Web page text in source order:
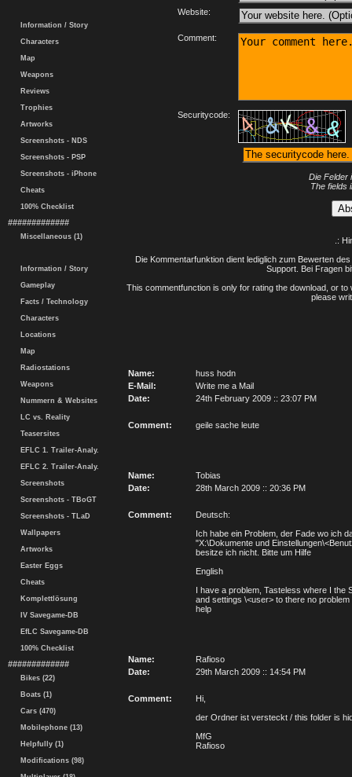
Information / Story
Characters
Map
Weapons
Reviews
Trophies
Artworks
Screenshots - NDS
Screenshots - PSP
Screenshots - iPhone
Cheats
100% Checklist
#############
Miscellaneous (1)
Information / Story
Gameplay
Facts / Technology
Characters
Locations
Map
Radiostations
Weapons
Nummern & Websites
LC vs. Reality
Teasersites
EFLC 1. Trailer-Analy.
EFLC 2. Trailer-Analy.
Screenshots
Screenshots - TBoGT
Screenshots - TLaD
Wallpapers
Artworks
Easter Eggs
Cheats
Komplettlösung
IV Savegame-DB
EfLC Savegame-DB
100% Checklist
#############
Bikes (22)
Boats (1)
Cars (470)
Mobilephone (13)
Helpfully (1)
Modifications (98)
Website:
Comment:
Securitycode:
Die Felder
The fields
.:
Die Kommentarfunktion dient lediglich zum Bewerten
Support. Bei Fragen
This commentfunction is only for rating the download, or
please
Name:
huss hodn
E-Mail:
Write me a Mail
Date:
24th February 2009 :: 23:07 PM
Comment: geile sache leute
Name:
Tobias
Date:
28th March 2009 :: 20:36 PM
Comment:
Deutsch:
Ich habe ein Problem, der Fade wo ich
"X:\Dokumente und
besitze ich nicht. Bitte um Hilfe
English
I have a problem, Tasteless where I the
and settings \<user> to there no
help
Name:
Rafioso
Date:
29th March 2009 :: 14:54 PM
Comment:
Hi,
der Ordner ist versteckt / this folder is
MfG
Rafioso